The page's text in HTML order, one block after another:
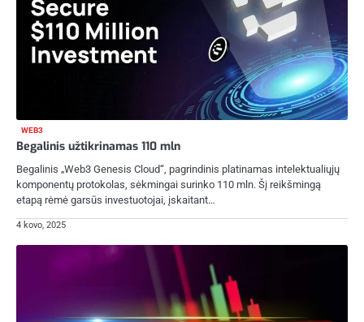
WEB3
Begalinis užtikrinamas 110 mln
Begalinis „Web3 Genesis Cloud“, pagrindinis platinamas intelektualiųjų
komponentų protokolas, sėkmingai surinko 110 mln. Šį reikšmingą
etapą rėmė garsūs investuotojai, įskaitant…
4 kovo, 2025